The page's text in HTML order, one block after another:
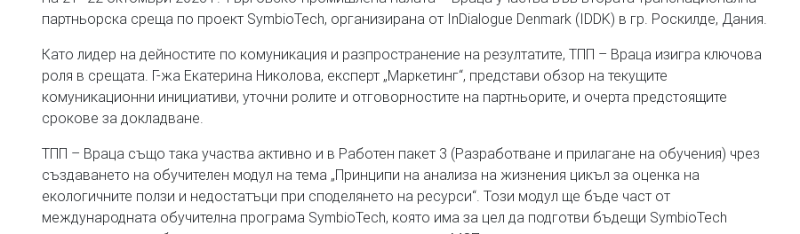
партньорска среща по проект SymbioTech, организирана от InDialogue Denmark (IDDK) в гр. Роскилде, Дания.
Като лидер на дейностите по комуникация и разпространение на резултатите, ТПП – Враца изигра ключова
роля в срещата. Г-жа Екатерина Николова, експерт „Маркетинг“, представи обзор на текущите
комуникационни инициативи, уточни ролите и отговорностите на партньорите, и очерта предстоящите
срокове за докладване.
ТПП – Враца също така участва активно и в Работен пакет 3 (Разработване и прилагане на обучения) чрез
създаването на обучителен модул на тема „Принципи на анализа на жизнения цикъл за оценка на
екологичните ползи и недостатъци при споделянето на ресурси“. Този модул ще бъде част от
международната обучителна програма SymbioTech, която има за цел да подготви бъдещи SymbioTech